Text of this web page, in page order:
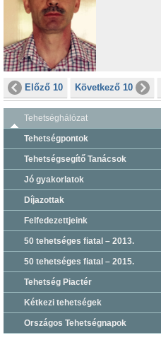
Előző 10 Következő 10
Tehetséghálózat
Tehetségpontok
Tehetségsegítő Tanácsok
Jó gyakorlatok
Díjazottak
Felfedezettjeink
50 tehetséges fiatal – 2013.
50 tehetséges fiatal – 2015.
Tehetség Piactér
Kétkezi tehetségek
Országos Tehetségnapok